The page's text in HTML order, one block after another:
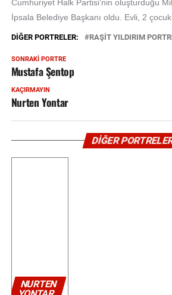
Cumhuriyet Halk Partisi’nin oluşturduğu
İpsala Belediye Başkanı oldu. Evli, 2 çocuk
DIĞER PORTRELER: RAŞIT YILDIRIM
SONRAKI PORTRE
Mustafa Şentop
KAÇIRMAYIN
Nurten Yontar
DİĞER
NURTEN